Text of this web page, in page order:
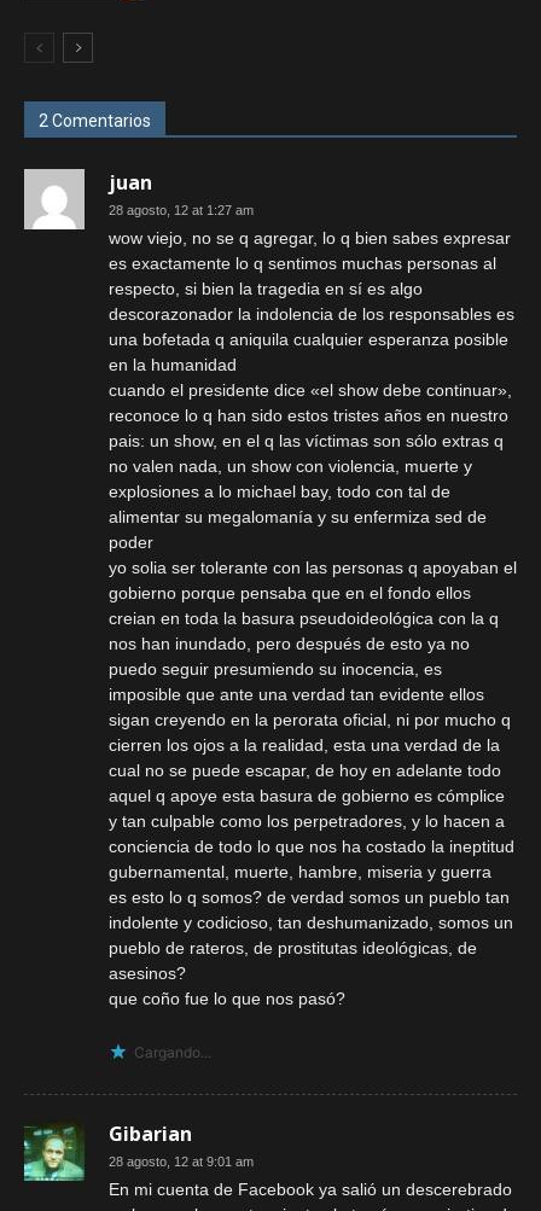
2 Comentarios
juan
28 agosto, 12 at 1:27 am
wow viejo, no se q agregar, lo q bien sabes expresar
es exactamente lo q sentimos muchas personas al
respecto, si bien la tragedia en sí es algo
descorazonador la indolencia de los responsables es
una bofetada q aniquila cualquier esperanza posible
en la humanidad
cuando el presidente dice «el show debe continuar»,
reconoce lo q han sido estos tristes años en nuestro
pais: un show, en el q las víctimas son sólo extras q
no valen nada, un show con violencia, muerte y
explosiones a lo michael bay, todo con tal de
alimentar su megalomanía y su enfermiza sed de
poder
yo solia ser tolerante con las personas q apoyaban el
gobierno porque pensaba que en el fondo ellos
creian en toda la basura pseudoideológica con la q
nos han inundado, pero después de esto ya no
puedo seguir presumiendo su inocencia, es
imposible que ante una verdad tan evidente ellos
sigan creyendo en la perorata oficial, ni por mucho q
cierren los ojos a la realidad, esta una verdad de la
cual no se puede escapar, de hoy en adelante todo
aquel q apoye esta basura de gobierno es cómplice
y tan culpable como los perpetradores, y lo hacen a
conciencia de todo lo que nos ha costado la ineptitud
gubernamental, muerte, hambre, miseria y guerra
es esto lo q somos? de verdad somos un pueblo tan
indolente y codicioso, tan deshumanizado, somos un
pueblo de rateros, de prostitutas ideológicas, de
asesinos?
que coño fue lo que nos pasó?
Cargando...
Gibarian
28 agosto, 12 at 9:01 am
En mi cuenta de Facebook ya salió un descerebrado